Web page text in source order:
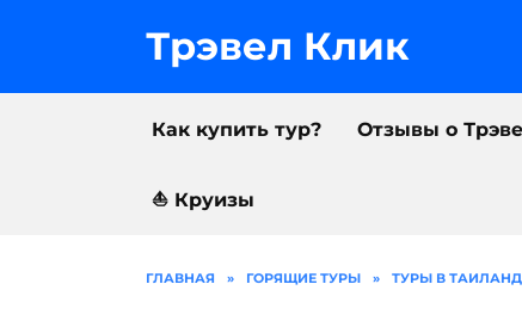
Трэвел Клик
Как купить тур? Отзывы о
⛵️ Круизы
ГЛАВНАЯ » ГОРЯЩИЕ ТУРЫ » ТУРЫ В ТАИЛАНД